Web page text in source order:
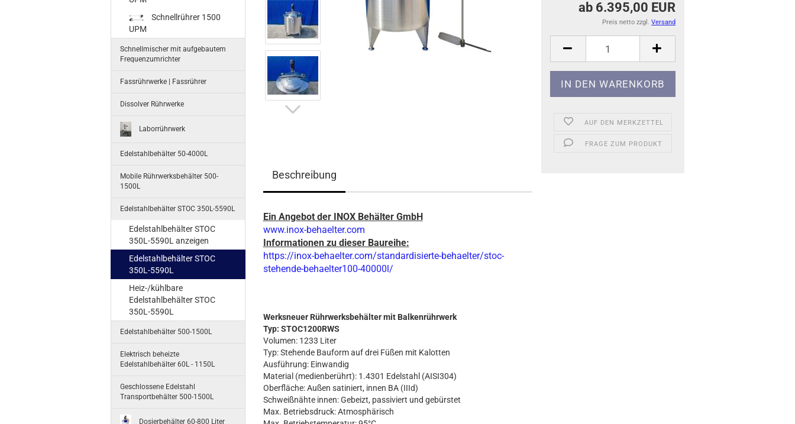
ab 6.395,00 EUR
Preis netto zzgl. Versand
AUF DEN MERKZETTEL
FRAGE ZUM PRODUKT
Beschreibung
Ein Angebot der INOX Behälter GmbH
www.inox-behaelter.com
Informationen zu dieser Baureihe:
https://inox-behaelter.com/standardisierte-behaelter/stoc-
stehende-behaelter100-40000l/
Werksneuer Rührwerksbehälter mit Balkenrührwerk
Typ: STOC1200RWS
Volumen: 1233 Liter
Typ: Stehende Bauform auf drei Füßen mit Kalotten
Ausführung: Einwandig
Material (medienberührt): 1.4301 Edelstahl (AISI304)
Oberfläche: Außen satiniert, innen BA (IIId)
Schweißnähte innen: Gebeizt, passiviert und gebürstet
Max. Betriebsdruck: Atmosphärisch
Schnellrührer 1500
UPM
Schnellmischer mit aufgebautem
Frequenzumrichter
Fassrührwerke | Fassrührer
Dissolver Rührwerke
Laborrührwerk
Edelstahlbehälter 50-4000L
Mobile Rührwerksbehälter 500-
1500L
Edelstahlbehälter STOC 350L-5590L
Edelstahlbehälter STOC
350L-5590L anzeigen
Edelstahlbehälter STOC
350L-5590L
Heiz-/kühlbare
Edelstahlbehälter STOC
350L-5590L
Edelstahlbehälter 500-1500L
Elektrisch beheizte
Edelstahlbehälter 60L - 1150L
Geschlossene Edelstahl
Transportbehälter 500-1500L
Dosierbehälter 60-800 Liter